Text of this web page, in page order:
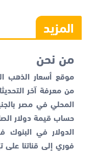
المزيد
من نحن
موقع أسعار الذهب
من معرفة آخر
المحلي في مصر
حساب قيمة دولار
الدولار في البنوك
فوري إلى قناتنا